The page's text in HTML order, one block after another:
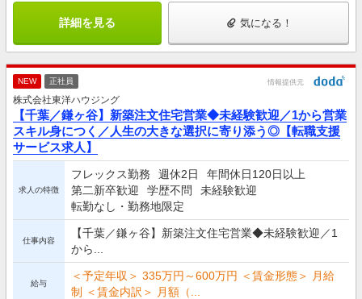
詳細を見る 気になる！
NEW 正社員 情報提供元
株式会社東洋ハウジング
【千葉／鎌ヶ谷】新築注文住宅営業◆未経験歓迎／1から営業
スキル身につく／人生の大きな選択に寄り添う◎【転職支援
サービス求人】
求人の特徴
フレックス勤務 週休2日
年間休日120日以上
第二新卒歓迎
学歴不問
未経験歓迎
転勤なし・勤務地限定
仕事内容
【千葉／鎌ヶ谷】新築注文住宅営業◆未経験歓迎／1
から...
給与
＜予定年収＞ 335万円～600万円 ＜賃金形態＞ 月給
制 ＜賃金内訳＞ 月額（...